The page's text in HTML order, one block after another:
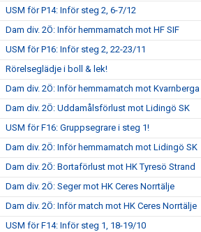
USM för P14: Inför steg 2, 6-7/12
Dam div. 2Ö: Inför hemmamatch mot HF SIF
USM för P16: Inför steg 2, 22-23/11
Rörelseglädje i boll & lek!
Dam div. 2Ö: Inför hemmamatch mot Kvarnberga
Dam div. 2Ö: Uddamålsförlust mot Lidingö SK
USM för F16: Gruppsegrare i steg 1!
Dam div. 2Ö: Inför hemmamatch mot Lidingö SK
Dam div. 2Ö: Bortaförlust mot HK Tyresö Strand
Dam div. 2Ö: Seger mot HK Ceres Norrtälje
Dam div. 2Ö: Inför match mot HK Ceres Norrtälje
USM för F14: Inför steg 1, 18-19/10